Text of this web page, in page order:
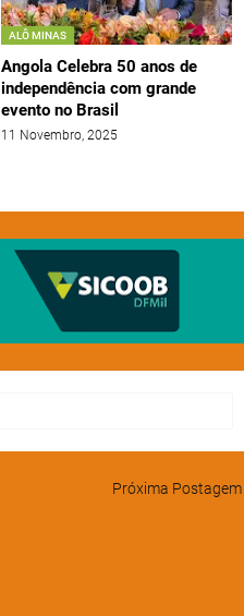
ALÔ MINAS
Angola Celebra 50 anos de
independência com grande
evento no Brasil
11 Novembro, 2025
Próxima Postagem